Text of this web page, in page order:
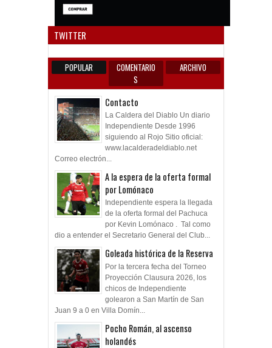
TWITTER
POPULAR
COMENTARIO
S
ARCHIVO
Contacto
La Caldera del Diablo Un diario
Independiente Desde 1996
siguiendo al Rojo Sitio oficial:
www.lacalderadeldiablo.net
Correo electrón...
A la espera de la oferta formal
por Lomónaco
Independiente espera la llegada
de la oferta formal del Pachuca
por Kevin Lomónaco . Tal como
dio a entender el Secretario General del Club...
Goleada histórica de la Reserva
Por la tercera fecha del Torneo
Proyección Clausura 2026, los
chicos de Independiente
golearon a San Martín de San
Juan 9 a 0 en Villa Domín...
Pocho Román, al ascenso
holandés